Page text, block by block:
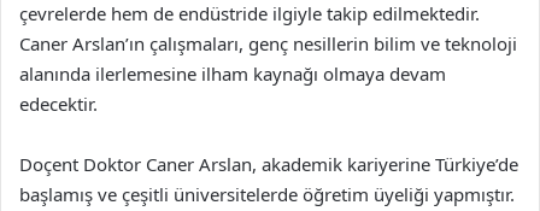
çevrelerde hem de endüstride ilgiyle takip edilmektedir.
Caner Arslan’ın çalışmaları, genç nesillerin bilim ve teknoloji
alanında ilerlemesine ilham kaynağı olmaya devam
edecektir.
Doçent Doktor Caner Arslan, akademik kariyerine Türkiye’de
başlamış ve çeşitli üniversitelerde öğretim üyeliği yapmıştır.